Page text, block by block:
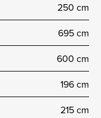
250 cm
695 cm
600 cm
196 cm
215 cm